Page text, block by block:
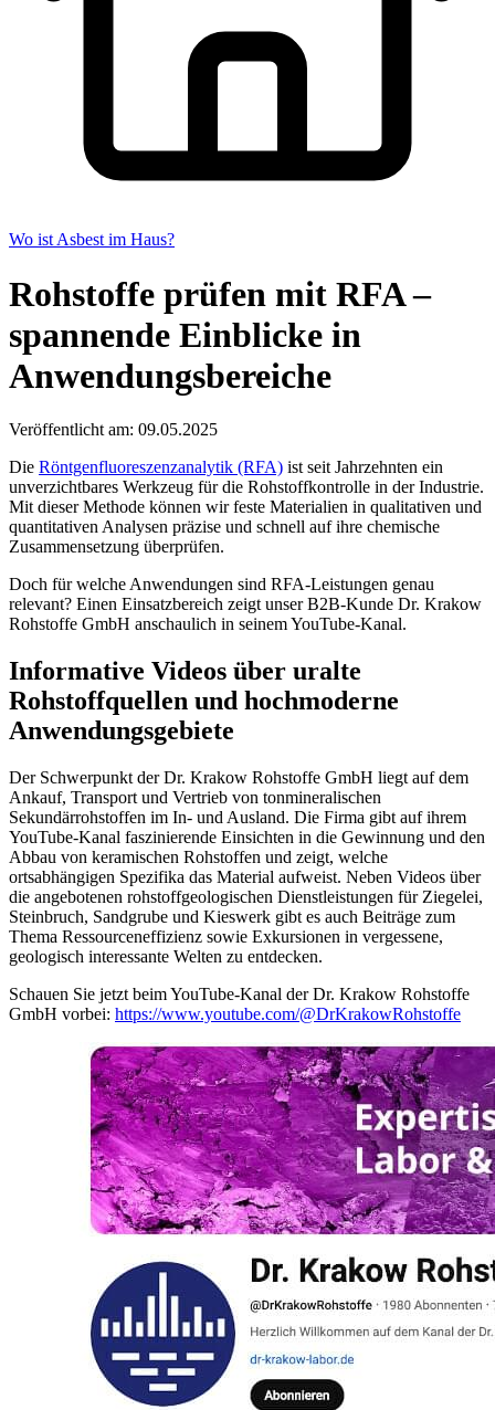
Wo ist Asbest im Haus?
Rohstoffe prüfen mit RFA –
spannende Einblicke in
Anwendungsbereiche
Veröffentlicht am: 09.05.2025
Die Röntgenfluoreszenzanalytik (RFA) ist seit Jahrzehnten ein
unverzichtbares Werkzeug für die Rohstoffkontrolle in der Industrie.
Mit dieser Methode können wir feste Materialien in qualitativen und
quantitativen Analysen präzise und schnell auf ihre chemische
Zusammensetzung überprüfen.
Doch für welche Anwendungen sind RFA-Leistungen genau
relevant? Einen Einsatzbereich zeigt unser B2B-Kunde Dr. Krakow
Rohstoffe GmbH anschaulich in seinem YouTube-Kanal.
Informative Videos über uralte
Rohstoffquellen und hochmoderne
Anwendungsgebiete
Der Schwerpunkt der Dr. Krakow Rohstoffe GmbH liegt auf dem
Ankauf, Transport und Vertrieb von tonmineralischen
Sekundärrohstoffen im In- und Ausland. Die Firma gibt auf ihrem
YouTube-Kanal faszinierende Einsichten in die Gewinnung und den
Abbau von keramischen Rohstoffen und zeigt, welche
ortsabhängigen Spezifika das Material aufweist. Neben Videos über
die angebotenen rohstoffgeologischen Dienstleistungen für Ziegelei,
Steinbruch, Sandgrube und Kieswerk gibt es auch Beiträge zum
Thema Ressourceneffizienz sowie Exkursionen in vergessene,
geologisch interessante Welten zu entdecken.
Schauen Sie jetzt beim YouTube-Kanal der Dr. Krakow Rohstoffe
GmbH vorbei: https://www.youtube.com/@DrKrakowRohstoffe